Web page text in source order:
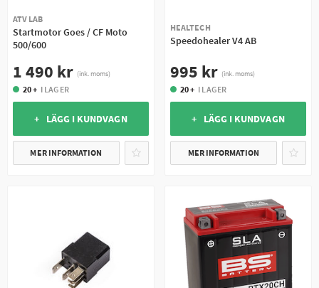
ATV LAB
Startmotor Goes / CF Moto
500/600
1 490 kr (ink. moms)
20 + I LAGER
+ LÄGG I KUNDVAGN
MER INFORMATION
HEALTECH
Speedohealer V4 AB
995 kr (ink. moms)
20 + I LAGER
+ LÄGG I KUNDVAGN
MER INFORMATION